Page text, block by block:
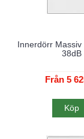
Innerdörr Massiv
38dB
Från 5
Köp